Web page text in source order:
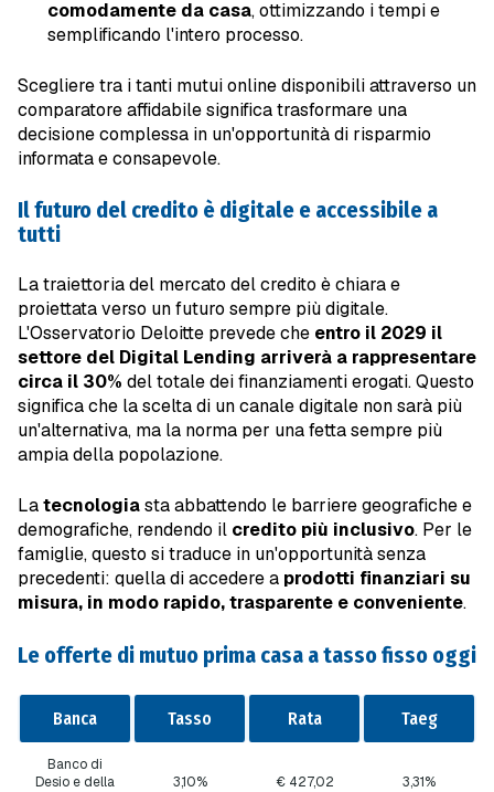
comodamente da casa, ottimizzando i tempi e
semplificando l'intero processo.
Scegliere tra i tanti mutui online disponibili attraverso un
comparatore affidabile significa trasformare una
decisione complessa in un'opportunità di risparmio
informata e consapevole.
Il futuro del credito è digitale e accessibile a
tutti
La traiettoria del mercato del credito è chiara e
proiettata verso un futuro sempre più digitale.
L'Osservatorio Deloitte prevede che entro il 2029 il
settore del Digital Lending arriverà a rappresentare
circa il 30% del totale dei finanziamenti erogati. Questo
significa che la scelta di un canale digitale non sarà più
un'alternativa, ma la norma per una fetta sempre più
ampia della popolazione.
Latecnologiasta abbattendo le barriere geografiche e
demografiche, rendendo il credito più inclusivo. Per le
famiglie, questo si traduce in un'opportunità senza
precedenti: quella di accedere a prodotti finanziari su
misura, in modo rapido, trasparente e conveniente.
Le offerte di mutuo prima casa a tasso fisso oggi
Banca Tasso Rata Taeg
Banco di
Desio e della
3,10% € 427,02 3,31%